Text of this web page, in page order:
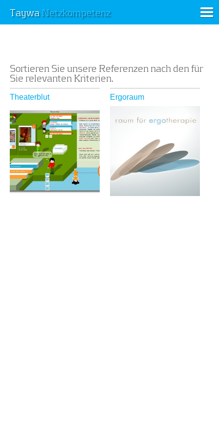
TaywaNetzkompetenz
Sortieren Sie unsere Referenzen nach den für
Sie relevanten Kriterien.
Theaterblut Ergoraum